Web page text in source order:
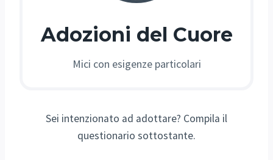
Adozioni del Cuore
Mici con esigenze particolari
Sei intenzionato ad adottare? Compila il
questionario sottostante.